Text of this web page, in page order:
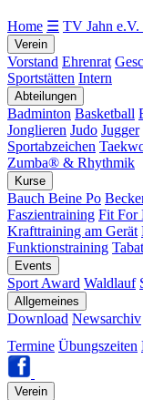
Home ☰ TV Jahn e.V.
Verein
Vorstand Ehrenrat
Sportstätten Intern
Abteilungen
Badminton Basketball
Jonglieren Judo Jugger
Sportabzeichen
Zumba® & Rhythmik
Kurse
Bauch Beine Po
Faszientraining Fit For
Krafttraining am Gerät
Funktionstraining
Events
Sport Award Waldlauf
Allgemeines
Download Newsarchiv
Termine Übungszeiten
Verein